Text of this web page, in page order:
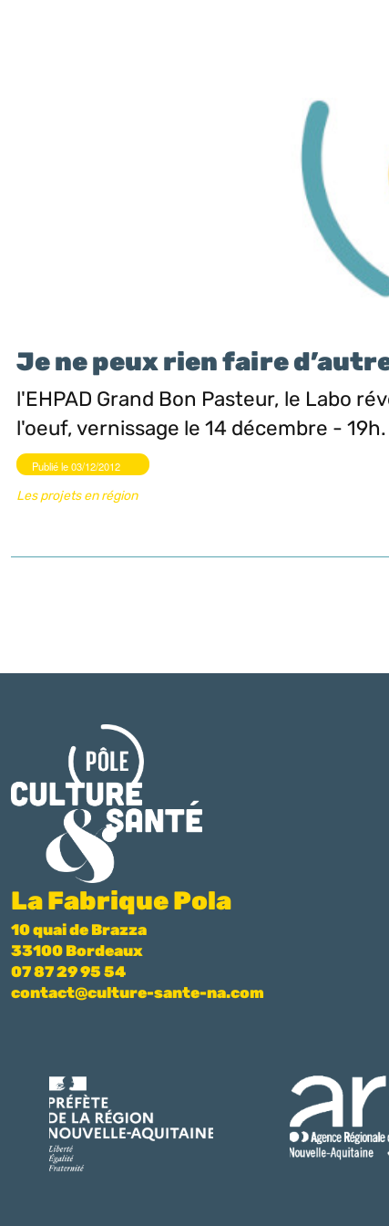
Je ne peux rien faire
l'EHPAD Grand Bon Pasteur, le Labo
l'oeuf, vernissage le 14 décembre - 19h.
Publié le 03/12/2012
Les projets en région
La Fabrique Pola
10 quai de Brazza
33100 Bordeaux
07 87 29 95 54
contact@culture-sante-na.com